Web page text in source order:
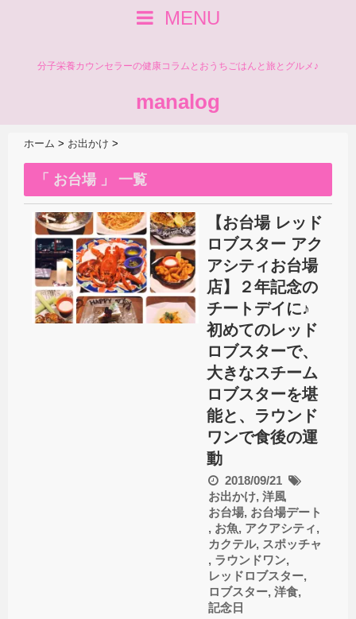
MENU
分子栄養カウンセラーの健康コラムとおうちごはんと旅とグルメ♪
manalog
ホーム > お出かけ >
「 お台場 」 一覧
【お台場 レッド
ロブスター アク
アシティお台場
店】２年記念の
チートデイに♪
初めてのレッド
ロブスターで、
大きなスチーム
ロブスターを堪
能と、ラウンド
ワンで食後の運
動
2018/09/21
お出かけ, 洋風
お台場, お台場デート
, お魚, アクアシティ,
カクテル, スポッチャ
, ラウンドワン,
レッドロブスター,
ロブスター, 洋食,
記念日